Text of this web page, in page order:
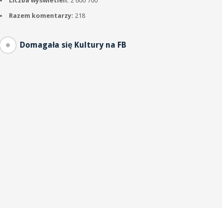
Razem komentarzy: 218
Domagała się Kultury na FB